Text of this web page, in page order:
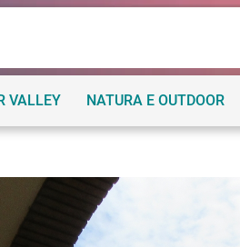
VALLEY NATURA E OUTDOOR